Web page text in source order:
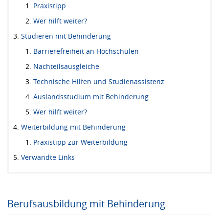
Praxistipp
Wer hilft weiter?
Studieren mit Behinderung
Barrierefreiheit an Hochschulen
Nachteilsausgleiche
Technische Hilfen und Studienassistenz
Auslandsstudium mit Behinderung
Wer hilft weiter?
Weiterbildung mit Behinderung
Praxistipp zur Weiterbildung
Verwandte Links
Berufsausbildung mit Behinderung